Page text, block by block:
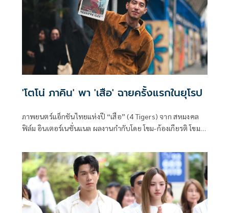
'โตโน่ ภาคิน' พา 'เสือ' ฉายครั้งแรกในยุโรป
ภาพยนตร์แอ็กชันไทยแห่งปี “เสือ” (4 Tigers) จาก สหมงคล
ฟิล์ม อินเตอร์เนชั่นแนล ผลงานกำกับโดย โขม-ก้องเกียรติ โขม
หน้าของโลกอย่าง เทศกาลภาพยนตร์นานาชาติรอตเทอร์ดัม
ครั้งที่ 55 (2026 International Film Festival Rotterdam -
#IFFR2026) ซึ่งจัดขึ้นระหว่างวันที่ 29 มกราคม - 8 กุมภาพันธ์นี้
ที่ประเทศเนเธอร์แลนด์